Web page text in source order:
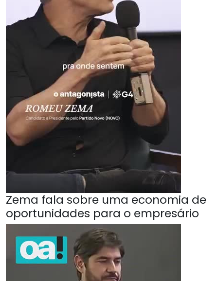
Zema fala sobre uma economia de
oportunidades para o empresário